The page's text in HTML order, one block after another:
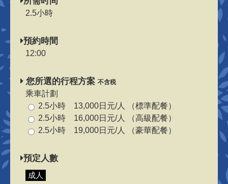
2.5小時
預約時間
12:00
您所選的行程方案 不含税
乘車計劃
2.5小時 13,000日元/人 （標準配餐）
2.5小時 16,000日元/人 （高級配餐）
2.5小時 19,000日元/人 （豪華配餐）
預定人數
成人